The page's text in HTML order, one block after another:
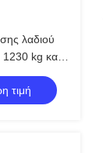
λαδιού
kg και
kg/παρτίδα
τιμή